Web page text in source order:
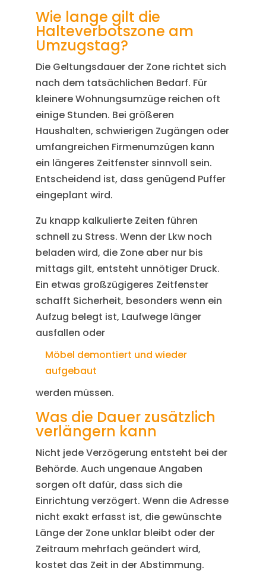
Wie lange gilt die
Halteverbotszone am
Umzugstag?
Die Geltungsdauer der Zone richtet sich
nach dem tatsächlichen Bedarf. Für
kleinere Wohnungsumzüge reichen oft
einige Stunden. Bei größeren
Haushalten, schwierigen Zugängen oder
umfangreichen Firmenumzügen kann
ein längeres Zeitfenster sinnvoll sein.
Entscheidend ist, dass genügend Puffer
eingeplant wird.
Zu knapp kalkulierte Zeiten führen
schnell zu Stress. Wenn der Lkw noch
beladen wird, die Zone aber nur bis
mittags gilt, entsteht unnötiger Druck.
Ein etwas großzügigeres Zeitfenster
schafft Sicherheit, besonders wenn ein
Aufzug belegt ist, Laufwege länger
ausfallen oder
Möbel demontiert und wieder
aufgebaut
werden müssen.
Was die Dauer zusätzlich
verlängern kann
Nicht jede Verzögerung entsteht bei der
Behörde. Auch ungenaue Angaben
sorgen oft dafür, dass sich die
Einrichtung verzögert. Wenn die Adresse
nicht exakt erfasst ist, die gewünschte
Länge der Zone unklar bleibt oder der
Zeitraum mehrfach geändert wird,
kostet das Zeit in der Abstimmung.